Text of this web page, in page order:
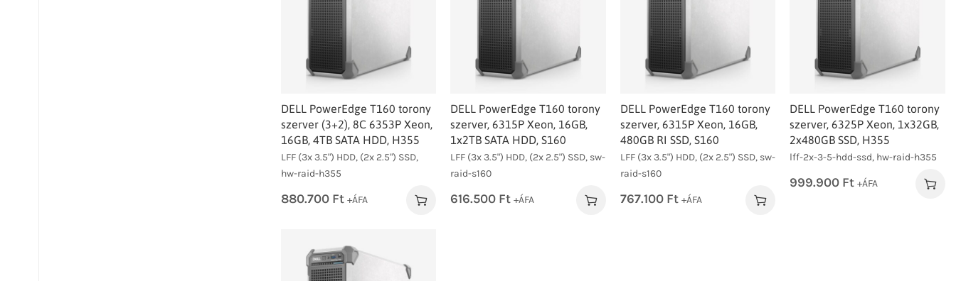
DELL PowerEdge T160 torony
szerver (3+2), 8C 6353P Xeon,
16GB, 4TB SATA HDD, H355
LFF (3x 3.5") HDD, (2x 2.5") SSD,
hw-raid-h355
880.700 Ft +ÁFA
DELL PowerEdge T160 torony
szerver, 6315P Xeon, 16GB,
1x2TB SATA HDD, S160
LFF (3x 3.5") HDD, (2x 2.5") SSD, sw-
raid-s160
616.500 Ft +ÁFA
DELL PowerEdge T160 torony
szerver, 6315P Xeon, 16GB,
480GB RI SSD, S160
LFF (3x 3.5") HDD, (2x 2.5") SSD, sw-
raid-s160
767.100 Ft +ÁFA
DELL PowerEdge T160 torony
szerver, 6325P Xeon, 1x32GB,
2x480GB SSD, H355
lff-2x-3-5-hdd-ssd, hw-raid-h355
999.900 Ft +ÁFA